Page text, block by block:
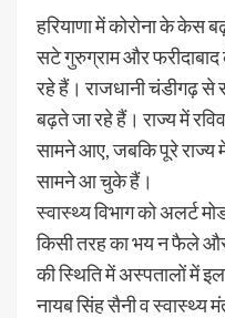
हरियाणा में कोरोना के
सटे गुरुग्राम और
रहे हैं। राजधानी चंडीगढ़
बढ़ते जा रहे हैं। राज्य में
सामने आए, जबकि पूरे राज्य
सामने आ चुके हैं।
स्वास्थ्य विभाग को अलर्ट
किसी तरह का भय न फैले
की स्थिति में अस्पतालों में
नायब सिंह सैनी व स्वास्थ्य